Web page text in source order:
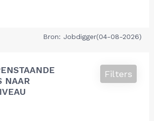
Bron: Jobdigger(04-08-2026)
NAAR
Filters